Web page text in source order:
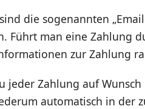
die sogenannten „Email
Führt man eine Zahlung
zur Zahlung
jeder Zahlung auf Wunsch
automatisch in der